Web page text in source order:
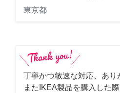
東京都
丁寧かつ敏速な対応、あり
またIKEA製品を購入した